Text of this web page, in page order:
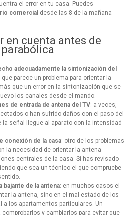
el error en tu casa. Puedes
comercial desde las 8 de la mañana
en cuenta antes de
adecuadamente la sintonización del
parece un problema para orientar la
que un error en la sintonización que se
los canales desde el mando.
de entrada de antena del TV: a veces,
o han sufrido daños con el paso del
la señal llegue al aparato con la intensidad
conexión de la casa: otro de los problemas
la necesidad de orientar la antena
centrales de la casa. Si has revisado
que sea un técnico el que compruebe
bajante de la antena: en muchos casos el
la antena, sino en el mal estado de los
a los apartamentos particulares. Un
y cambiarlos para evitar que